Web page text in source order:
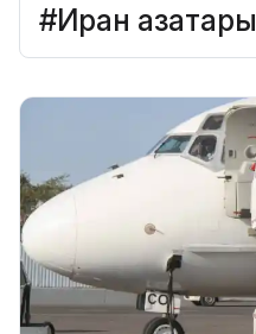
#Иран қазақтары